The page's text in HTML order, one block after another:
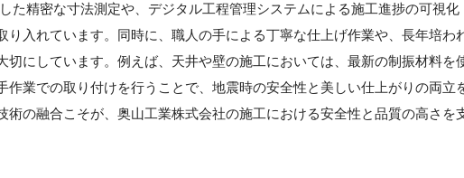
た精密な寸法測定や、デジタル工程管理システムによる施工進捗の可視化
り入れています。同時に、職人の手による丁寧な仕上げ作業や、長年培わ
切にしています。例えば、天井や壁の施工においては、最新の制振材料を
作業での取り付けを行うことで、地震時の安全性と美しい仕上がりの両立
術の融合こそが、奥山工業株式会社の施工における安全性と品質の高さを